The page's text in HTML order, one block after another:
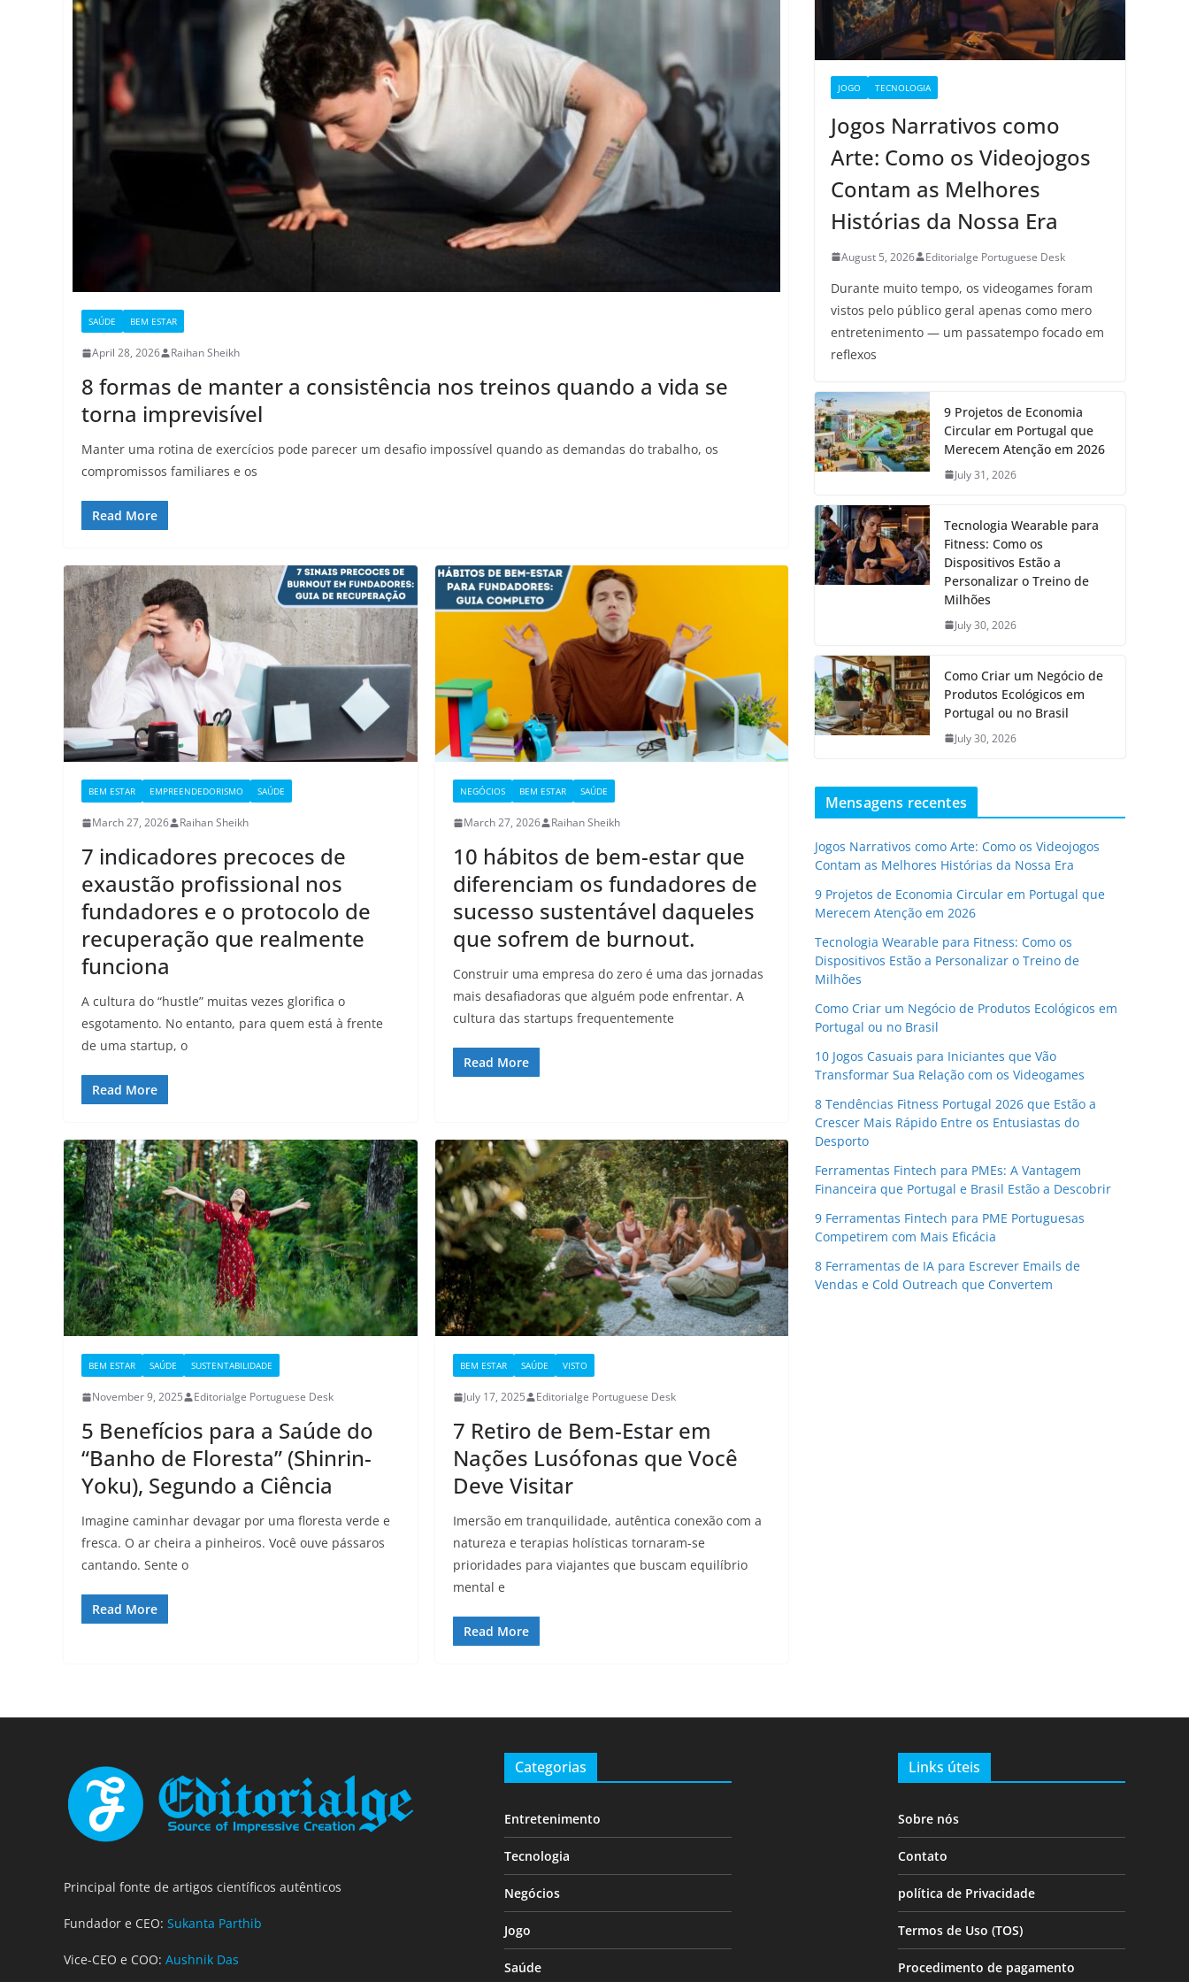
SAÚDE BEM ESTAR
April 28, 2026 Raihan Sheikh
8 formas de manter a consistência nos treinos quando a vida se
torna imprevisível
Manter uma rotina de exercícios pode parecer um desafio impossível quando as demandas do trabalho, os
compromissos familiares e os
Read More
BEM ESTAR EMPREENDEDORISMO SAÚDE
March 27, 2026 Raihan Sheikh
7 indicadores precoces de
exaustão profissional nos
fundadores e o protocolo de
recuperação que realmente
funciona
A cultura do “hustle” muitas vezes glorifica o
esgotamento. No entanto, para quem está à frente
de uma startup, o
Read More
NEGÓCIOS BEM ESTAR SAÚDE
March 27, 2026 Raihan Sheikh
10 hábitos de bem-estar que
diferenciam os fundadores de
sucesso sustentável daqueles
que sofrem de burnout.
Construir uma empresa do zero é uma das jornadas
mais desafiadoras que alguém pode enfrentar. A
cultura das startups frequentemente
Read More
BEM ESTAR SAÚDE SUSTENTABILIDADE
November 9, 2025 Editorialge Portuguese Desk
5 Benefícios para a Saúde do
“Banho de Floresta” (Shinrin-
Yoku), Segundo a Ciência
Imagine caminhar devagar por uma floresta verde e
fresca. O ar cheira a pinheiros. Você ouve pássaros
cantando. Sente o
Read More
BEM ESTAR SAÚDE VISTO
July 17, 2025 Editorialge Portuguese Desk
7 Retiro de Bem-Estar em
Nações Lusófonas que Você
Deve Visitar
Imersão em tranquilidade, autêntica conexão com a
natureza e terapias holísticas tornaram-se
prioridades para viajantes que buscam equilíbrio
mental e
Read More
JOGO TECNOLOGIA
Jogos Narrativos como
Arte: Como os Videojogos
Contam as Melhores
Histórias da Nossa Era
August 5, 2026 Editorialge Portuguese Desk
Durante muito tempo, os videogames foram
vistos pelo público geral apenas como mero
entretenimento — um passatempo focado em
reflexos
9 Projetos de Economia
Circular em Portugal que
Merecem Atenção em 2026
July 31, 2026
Tecnologia Wearable para
Fitness: Como os
Dispositivos Estão a
Personalizar o Treino de
Milhões
July 30, 2026
Como Criar um Negócio de
Produtos Ecológicos em
Portugal ou no Brasil
July 30, 2026
Mensagens recentes
Jogos Narrativos como Arte: Como os Videojogos
Contam as Melhores Histórias da Nossa Era
9 Projetos de Economia Circular em Portugal que
Merecem Atenção em 2026
Tecnologia Wearable para Fitness: Como os
Dispositivos Estão a Personalizar o Treino de
Milhões
Como Criar um Negócio de Produtos Ecológicos em
Portugal ou no Brasil
10 Jogos Casuais para Iniciantes que Vão
Transformar Sua Relação com os Videogames
8 Tendências Fitness Portugal 2026 que Estão a
Crescer Mais Rápido Entre os Entusiastas do
Desporto
Ferramentas Fintech para PMEs: A Vantagem
Financeira que Portugal e Brasil Estão a Descobrir
9 Ferramentas Fintech para PME Portuguesas
Competirem com Mais Eficácia
8 Ferramentas de IA para Escrever Emails de
Vendas e Cold Outreach que Convertem
Principal fonte de artigos científicos autênticos
Fundador e CEO: Sukanta Parthib
Vice-CEO e COO: Aushnik Das
Categorias
Entretenimento
Tecnologia
Negócios
Jogo
Saúde
Links úteis
Sobre nós
Contato
política de Privacidade
Termos de Uso (TOS)
Procedimento de pagamento